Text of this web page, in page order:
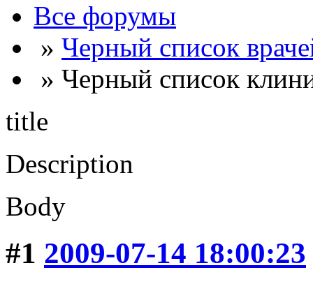
Все форумы
» Черный список
» Черный список
title
Description
Body
#1 2009-07-14 18:00:23